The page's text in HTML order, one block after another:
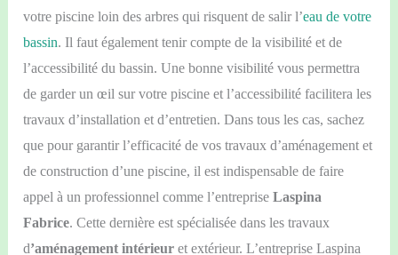
votre piscine loin des arbres qui risquent de salir l’eau de votre
bassin. Il faut également tenir compte de la visibilité et de
l’accessibilité du bassin. Une bonne visibilité vous permettra
de garder un œil sur votre piscine et l’accessibilité facilitera les
travaux d’installation et d’entretien. Dans tous les cas, sachez
que pour garantir l’efficacité de vos travaux d’aménagement et
de construction d’une piscine, il est indispensable de faire
appel à un professionnel comme l’entrepriseLaspina
Fabrice. Cette dernière est spécialisée dans les travaux
d’aménagement intérieuret extérieur. L’entreprise Laspina